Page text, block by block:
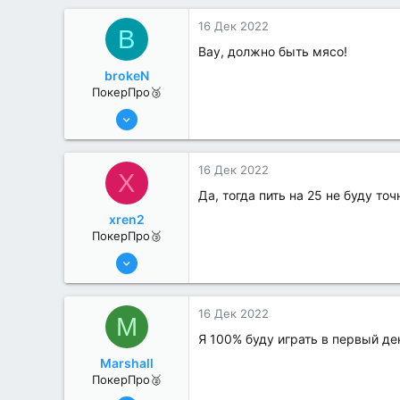
B
brokeN
ПокерПро🥉
17 Авг 2022
0
16 Дек 2022
Вау, должно быть мясо!
X
xren2
ПокерПро🥉
17 Авг 2022
0
16 Дек 2022
Да, тогда пить на 25 не буду
M
Marshall
ПокерПро🥈
16 Дек 2022
Я 100% буду играть в первый